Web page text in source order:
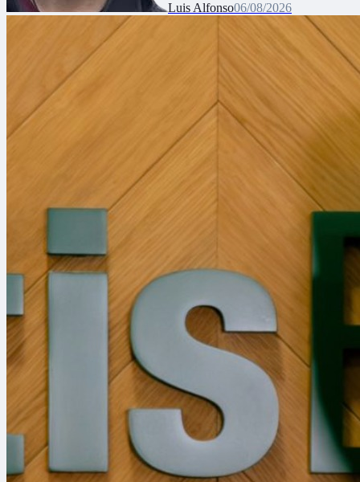
Luis Alfonso06/08/2026